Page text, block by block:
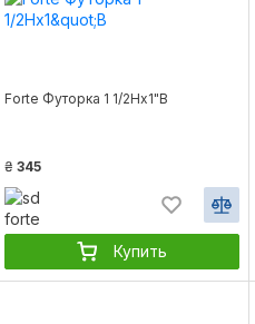
Forte Футорка 1 1/2Нх1"В
₴ 345
Купить